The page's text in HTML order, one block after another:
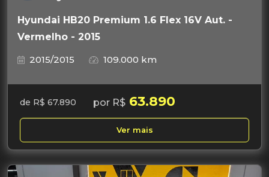
Hyundai HB20 Premium 1.6 Flex 16V Aut. -
Vermelho - 2015
2015/2015
109.000 km
de R$ 67.890 por R$ 63.890
Ver mais